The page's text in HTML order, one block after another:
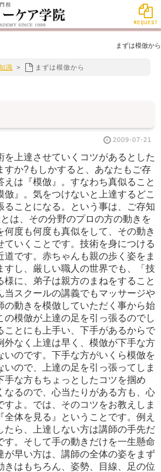
まずは模倣から
識 > まずは模倣から
2009-07-21
を上達させていくコツがあるとした
すか?もしかすると、あなたもご存
えは『模倣』。すなわち真似ること
倣』。気をつけないと上達するどこ
ることになる。という事は、ご存知
は、その分野のプロの方の動きを
何度も何度も真似をして、その動き
ていくことです。技術を身につける
道です。赤ちゃんも親の歩く姿をま
すし、厳しい職人の世界でも、「技
様に、弟子は親方のまねをすること
当スクールの講義でもマッサージや
の動きを模倣していただく事から始
の模倣が上達の足を引っ張るのでし
ことにも上手い、下手があるからで
外なく上達は早く、模倣が下手な方
いのです。下手な方がいくら模倣を
ので、上達の足を引っ張ってしま
手な方もちょっとしたコツを掴め
なるので、心当たりがある方も、心
すよ。では、そのコツをお教えしま
全体を見る』ということです。例え
たら、上達しない方は講師の手先だ
す。そして手の動きだけを一生懸命
が早い方は、講師の全体の姿をまず
きはもちろん、姿勢、目線、足の位
REQUEST